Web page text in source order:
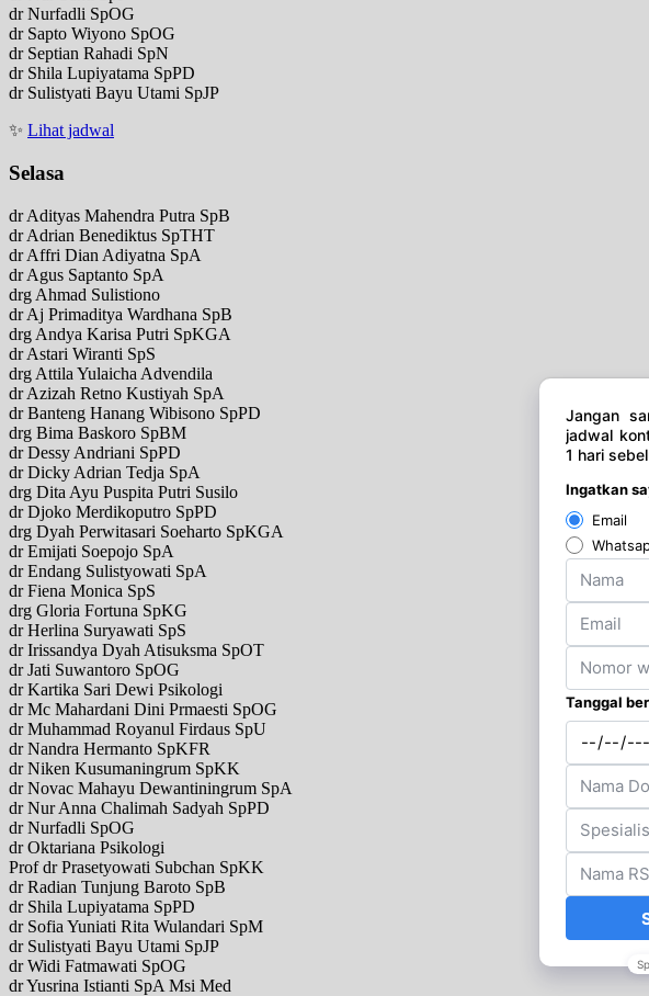
dr Nurfadli SpOG
dr Sapto Wiyono SpOG
dr Septian Rahadi SpN
dr Shila Lupiyatama SpPD
dr Sulistyati Bayu Utami SpJP
✨ Lihat jadwal
Selasa
dr Adityas Mahendra Putra SpB
dr Adrian Benediktus SpTHT
dr Affri Dian Adiyatna SpA
dr Agus Saptanto SpA
drg Ahmad Sulistiono
dr Aj Primaditya Wardhana SpB
drg Andya Karisa Putri SpKGA
dr Astari Wiranti SpS
drg Attila Yulaicha Advendila
dr Azizah Retno Kustiyah SpA
dr Banteng Hanang Wibisono SpPD
drg Bima Baskoro SpBM
dr Dessy Andriani SpPD
dr Dicky Adrian Tedja SpA
drg Dita Ayu Puspita Putri Susilo
dr Djoko Merdikoputro SpPD
drg Dyah Perwitasari Soeharto SpKGA
dr Emijati Soepojo SpA
dr Endang Sulistyowati SpA
dr Fiena Monica SpS
drg Gloria Fortuna SpKG
dr Herlina Suryawati SpS
dr Irissandya Dyah Atisuksma SpOT
dr Jati Suwantoro SpOG
dr Kartika Sari Dewi Psikologi
dr Mc Mahardani Dini Prmaesti SpOG
dr Muhammad Royanul Firdaus SpU
dr Nandra Hermanto SpKFR
dr Niken Kusumaningrum SpKK
dr Novac Mahayu Dewantiningrum SpA
dr Nur Anna Chalimah Sadyah SpPD
dr Nurfadli SpOG
dr Oktariana Psikologi
Prof dr Prasetyowati Subchan SpKK
dr Radian Tunjung Baroto SpB
dr Shila Lupiyatama SpPD
dr Sofia Yuniati Rita Wulandari SpM
dr Sulistyati Bayu Utami SpJP
dr Widi Fatmawati SpOG
dr Yusrina Istianti SpA Msi Med